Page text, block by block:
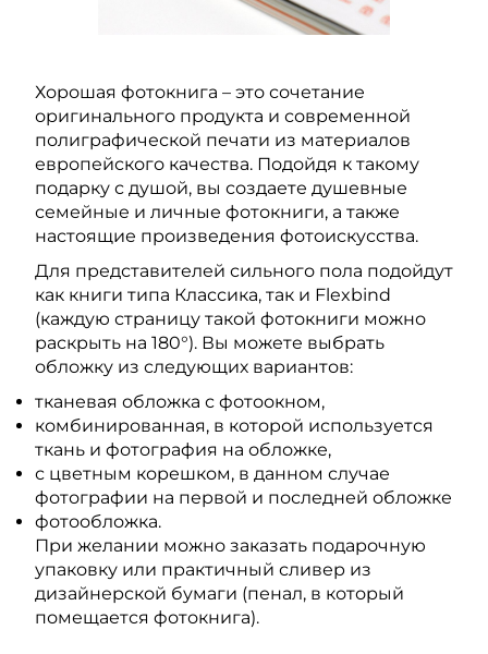
Хорошая фотокнига – это сочетание
оригинального продукта и современной
полиграфической печати из материалов
европейского качества. Подойдя к такому
подарку с душой, вы создаете душевные
семейные и личные фотокниги, а также
настоящие произведения фотоискусства.
Для представителей сильного пола подойдут
как книги типа Классика, так и Flexbind
(каждую страницу такой фотокниги можно
раскрыть на 180°). Вы можете выбрать
обложку из следующих вариантов:
тканевая обложка с фотоокном,
комбинированная, в которой используется
ткань и фотография на обложке,
с цветным корешком, в данном случае
фотографии на первой и последней обложке
фотообложка.
При желании можно заказать подарочную
упаковку или практичный сливер из
дизайнерской бумаги (пенал, в который
помещается фотокнига).